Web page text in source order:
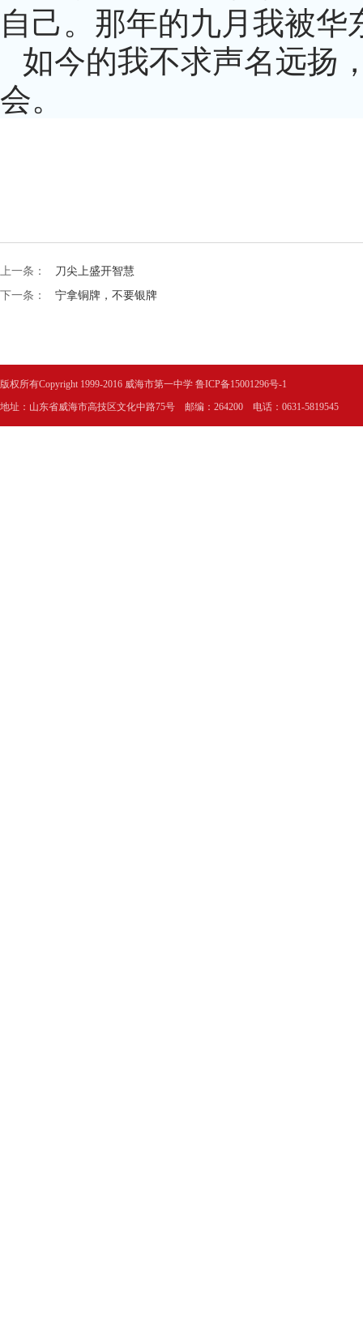
自己。那年的九月我被
如今的我不求声名远扬
会。
上一条：
刀尖上盛开智慧
下一条：
宁拿铜牌，不要银牌
版权所有Copyright 1999-2016 威海市第一中学 鲁ICP备15001296号-1
地址：山东省威海市高技区文化中路75号 邮编：264200 电话：0631-5819545